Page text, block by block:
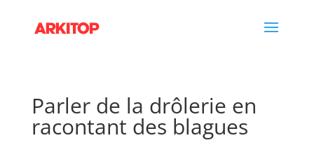
Parler de la drôlerie en
racontant des blagues